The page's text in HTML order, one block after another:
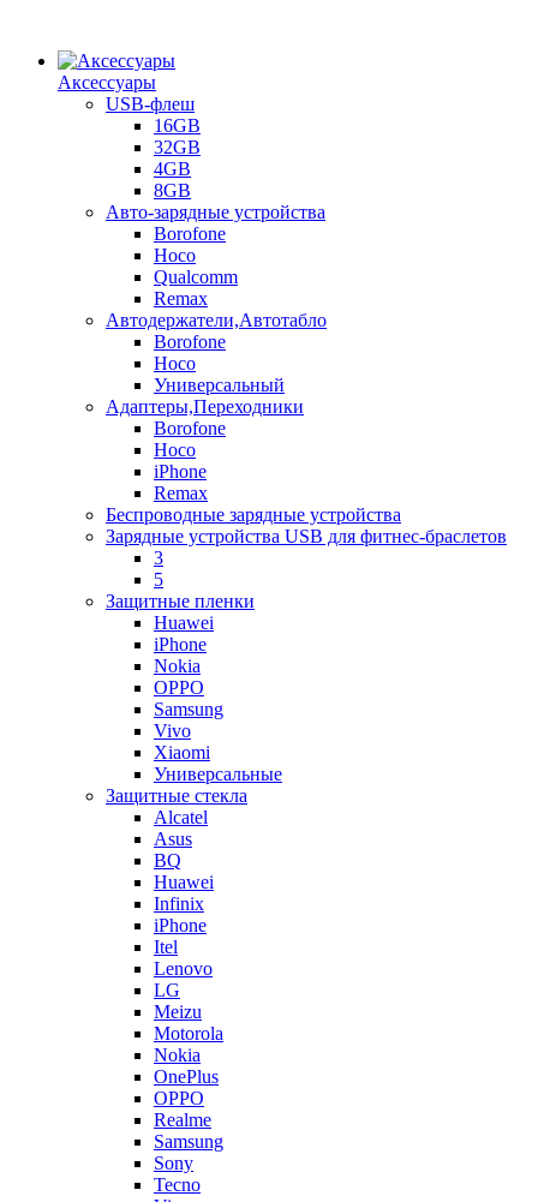
Аксессуары
USB-флеш
16GB
32GB
4GB
8GB
Авто-зарядные устройства
Borofone
Hoco
Qualcomm
Remax
Автодержатели,Автотабло
Borofone
Hoco
Универсальный
Адаптеры,Переходники
Borofone
Hoco
iPhone
Remax
Беспроводные зарядные устройства
Зарядные устройства USB для фитнес-браслетов
3
5
Защитные пленки
Huawei
iPhone
Nokia
OPPO
Samsung
Vivo
Xiaomi
Универсальные
Защитные стекла
Alcatel
Asus
BQ
Huawei
Infinix
iPhone
Itel
Lenovo
LG
Meizu
Motorola
Nokia
OnePlus
OPPO
Realme
Samsung
Sony
Tecno